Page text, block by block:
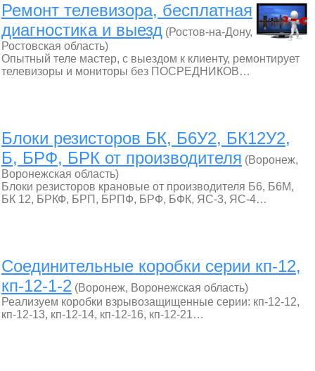
Ремонт телевизора, бесплатная
диагностика и выезд (Ростов-на-Дону,
Ростовская область)
Опытный теле мастер, с выездом к клиенту, ремонтирует
телевизоры и мониторы без ПОСРЕДНИКОВ…
Блоки резисторов БК, Б6У2, БК12У2,
Б, БРФ, БРК от производителя (Воронеж,
Воронежская область)
Блоки резисторов крановые от производителя Б6, Б6М,
БК 12, БРКФ, БРП, БРПФ, БРФ, БФК, ЯС-3, ЯС-4…
Соединительные коробки серии кп-12,
кп-12-1-2 (Воронеж, Воронежская область)
Реализуем коробки взрывозащищенные серии: кп-12-12,
кп-12-13, кп-12-14, кп-12-16, кп-12-21…